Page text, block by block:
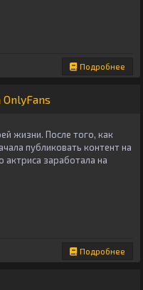
Подробнее
жизни. После того, как
публиковать контент на
актриса заработала на
Подробнее